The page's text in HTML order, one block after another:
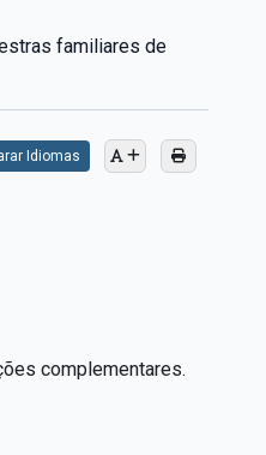
familiares de
Idiomas
complementares.